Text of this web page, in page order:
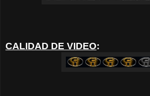
CALIDAD DE VIDEO: